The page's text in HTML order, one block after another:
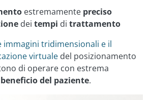
estremamente preciso
dei tempi di trattamento
immagini tridimensionali e il
virtuale del posizionamento
di operare con estrema
beneficio del paziente.